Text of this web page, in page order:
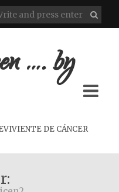
…. by
DE CÁNCER